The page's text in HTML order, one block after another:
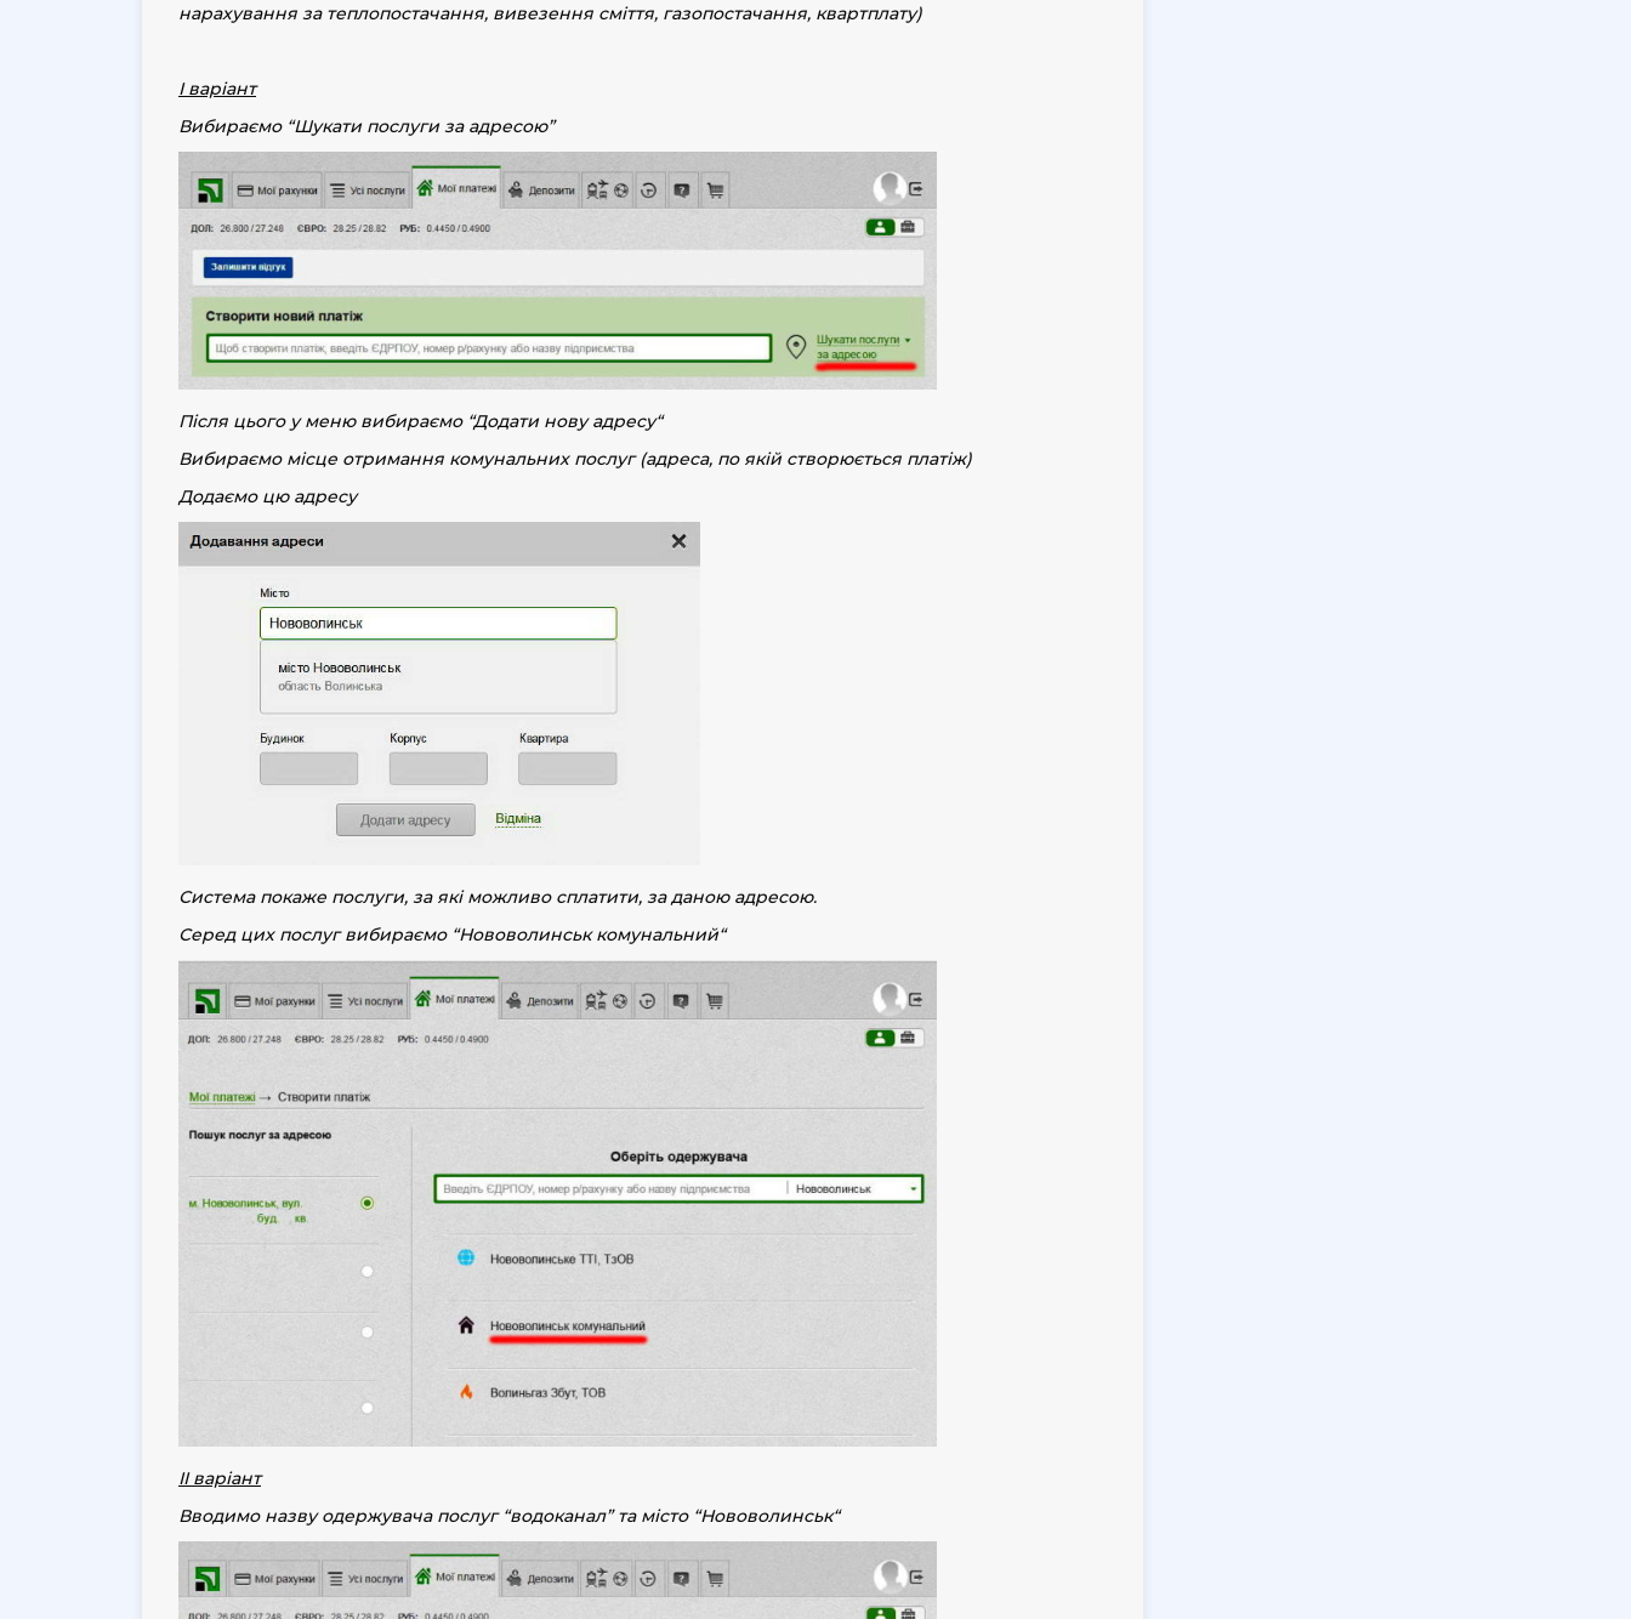
нарахування за теплопостачання, вивезення сміття, газопостачання, квартплату)
І варіант
Вибираємо “Шукати послуги за адресою”
Після цього у меню вибираємо “Додати нову адресу“
Вибираємо місце отримання комунальних послуг (адреса, по якій створюється платіж)
Додаємо цю адресу
Система покаже послуги, за які можливо сплатити, за даною адресою.
Серед цих послуг вибираємо “Нововолинськ комунальний“
ІІ варіант
Вводимо назву одержувача послуг “водоканал” та місто “Нововолинськ“